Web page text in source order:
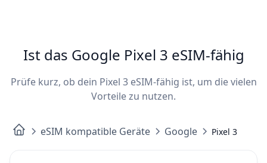
Ist das Google Pixel 3 eSIM-fähig
Prüfe kurz, ob dein Pixel 3 eSIM-fähig ist, um die vielen
Vorteile zu nutzen.
eSIM kompatible Geräte Google Pixel 3